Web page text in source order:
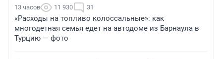
13 часов 11 930 31
«Расходы на топливо колоссальные»: как
многодетная семья едет на автодоме из Барнаула в
Турцию — фото